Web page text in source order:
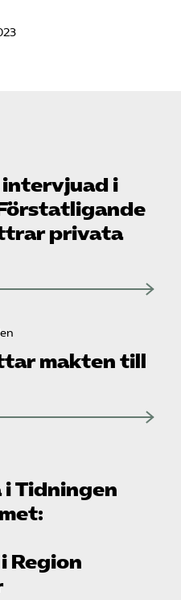
intervjuad i
privata
makten till
Tidningen
Region